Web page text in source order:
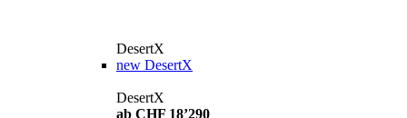
DesertX
new DesertX
DesertX
ab CHF 18’290